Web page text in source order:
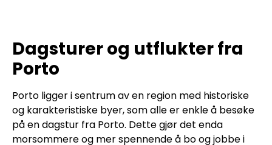
Dagsturer og utflukter fra
Porto
Porto ligger i sentrum av en region med historiske
og karakteristiske byer, som alle er enkle å besøke
på en dagstur fra Porto. Dette gjør det enda
morsommere og mer spennende å bo og jobbe i